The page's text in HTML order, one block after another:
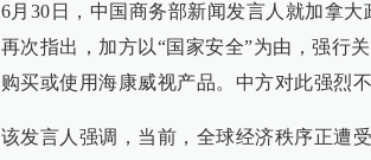
6月30日，中国商务部新闻发言人就加拿
再次指出，加方以“国家安全”为由，强行
购买或使用海康威视产品。中方对此强烈
该发言人强调，当前，全球经济秩序正遭